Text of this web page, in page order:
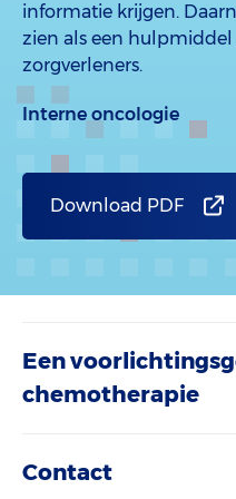
informatie krijgen.
zien als een
zorgverleners.
Interne oncologie
Download PDF
Een
chemotherapie
Contact